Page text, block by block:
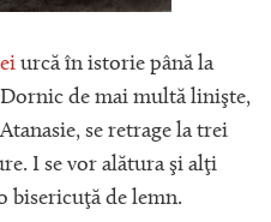
urcă în istorie până la
de mai multă linişte,
se retrage la trei
I se vor alătura şi alţi
bisericuţă de lemn.